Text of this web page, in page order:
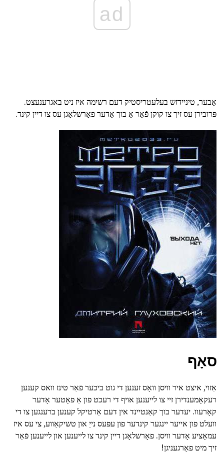
ad
אָבער, טיניידזש בעלעטריסטיק דעם רשימה איז ניט באגרענעצט.
פּרובירן עס זיך צו קוקן פֿאַר אַ בוך אָדער פאָרשלאָגן עס צו דיין קינד.
סאָף
אַזוי, איצט איר וויסן וואָס זענען די גוט ביכער פֿאַר טינז וואס קענען
רעקאָמענדירן זיי צו לייענען אויף די רעכט פון אַ פאָטער אָדער
קאָרעוו. יעדער בוך קאַנטיינד אין דעם אַרטיקל קענען ברענגען צו די
וועלט פון אייער יינגער קינדער פון עפּעס נייַ און טשיקאַווע, צי עס איז
עמאָציע אָדער וויסן. פאָרשלאָגן דיין קינד צו לייענען און לייענען פֿאַר
זיך מיט פאַרגעניגן!